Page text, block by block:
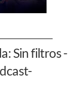
Sin filtros -